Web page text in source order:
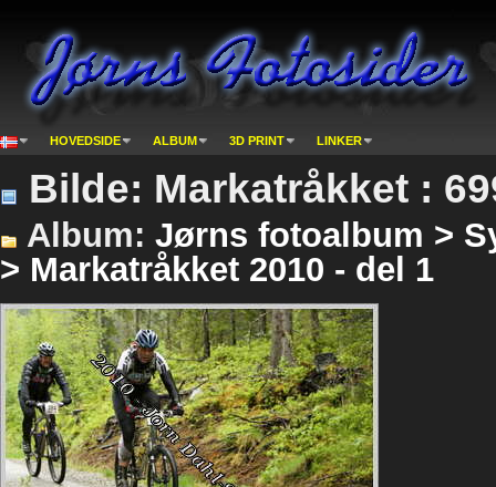
HOVEDSIDE ALBUM 3D PRINT LINKER
Bilde: Markatråkket :
Album: Jørns fotoalbum >
> Markatråkket 2010 - del 1